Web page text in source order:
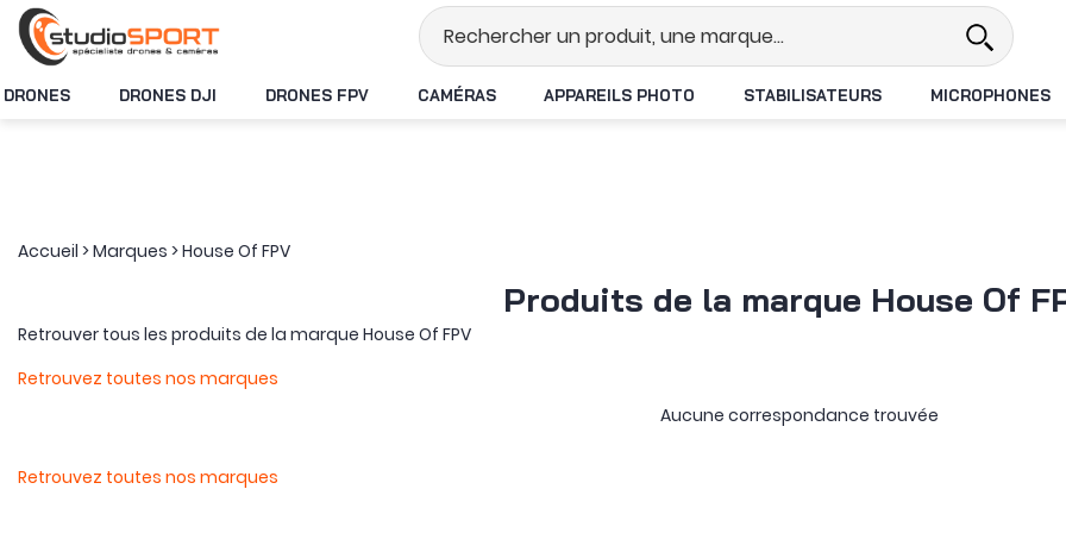
Stock en temps réel
DRONES DRONES DJI DRONES FPV CAMÉRAS APPAREILS PHOTO STABILISATEURS MICROPHONES
Accueil >Marques >House Of FPV
Produits de la marque House Of
Retrouver tous les produits de la marque House Of FPV
Retrouvez toutes nos marques
Aucune correspondance trouvée
Retrouvez toutes nos marques